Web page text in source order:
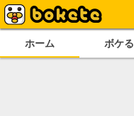
ホーム ボケる